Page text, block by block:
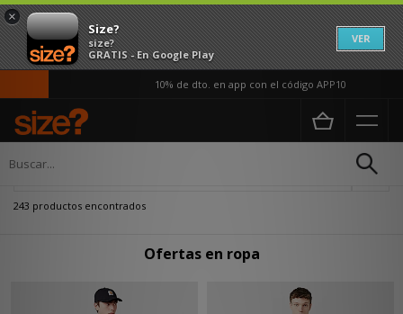
×
Size?
size?
GRATIS - En Google Play
VER
10% de dto. en app con el código APP10
Página principal
243 productos encontrados
Ofertas en ropa